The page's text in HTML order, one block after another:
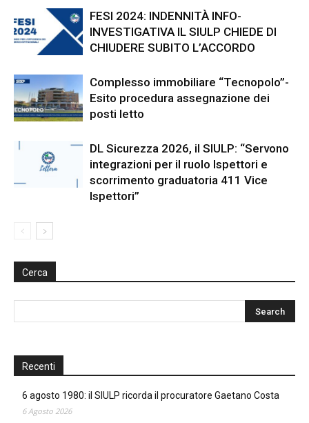
FESI 2024: INDENNITÀ INFO-
INVESTIGATIVA IL SIULP CHIEDE DI
CHIUDERE SUBITO L’ACCORDO
Complesso immobiliare “Tecnopolo”-
Esito procedura assegnazione dei
posti letto
DL Sicurezza 2026, il SIULP: “Servono
integrazioni per il ruolo Ispettori e
scorrimento graduatoria 411 Vice
Ispettori”
Cerca
Recenti
6 agosto 1980: il SIULP ricorda il procuratore Gaetano Costa
6 Agosto 2026